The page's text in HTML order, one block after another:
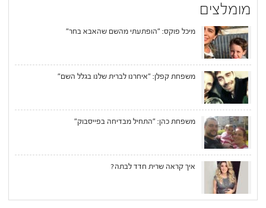
מומלצים
מיכל פוקס: "הופתעתי מהשם שהאבא בחר"
משפחת קפלן: "איחרנו לברית שלנו בגלל השם"
משפחת כהן: "התחיל מבדיחה בפייסבוק"
איך קראה שרית חדד לבתה?